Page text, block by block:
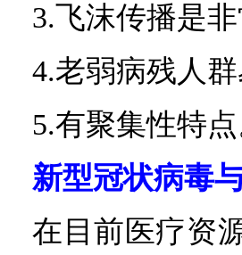
3.飞沫传播是
4.老弱病残人群
5.有聚集性特点
新型冠状病毒
在目前医疗资